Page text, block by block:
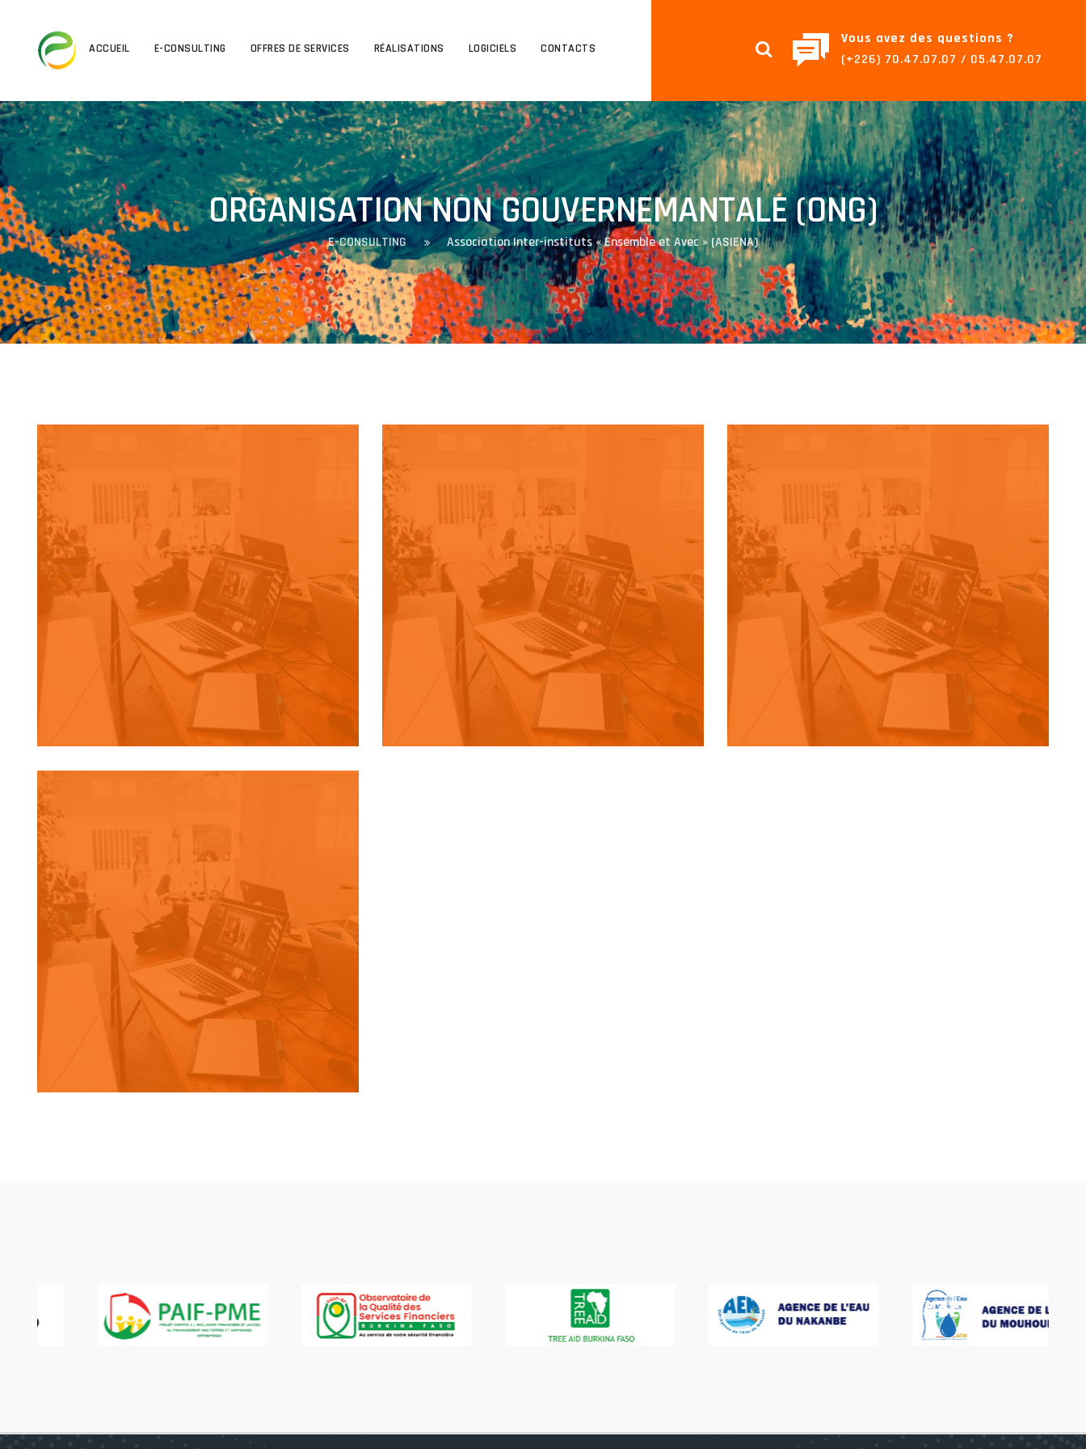
ACCUEIL E-CONSULTING OFFRES DE SERVICES RÉALISATIONS LOGICIELS CONTACTS
Vous avez des questions ?
(+226) 70.47.07.07 / 05.47.07.07
ORGANISATION NON GOUVERNEMANTALE (ONG)
E-CONSULTING Association Inter-instituts « Ensemble et Avec » (ASIENA)
ASSOCIATION INTER-INSTITUTS «
ENSEMBLE ET AVEC » (ASIENA)
CONCEPTION DE SITE WEB, FORMATION
ASSOCIATION DES FEMMES DU SECTEUR
MINIER DU BURKINA (AFEMIB)
CONCEPTION DE SITE WEB, FORMATION
FÉDÉRATION AFRICAINE DES
PROFESSIONNELS DE LA RÉADAPTATION
CONCEPTION DES SITE WEB, FORMATION
FASO KOOM
CONCEPTION DE SITE WEB, FORMATION